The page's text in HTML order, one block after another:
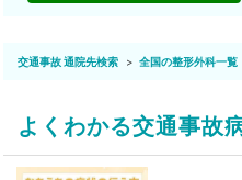
交通事故 通院先検索 全国の整形外科一覧
よくわかる交通事故